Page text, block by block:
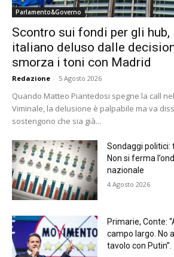
Parlamento&Governo
Scontro sui fondi per gli hub,
italiano deluso dalle
smorza i toni con Madrid
Redazione - 5 Agosto 2026
Quando Matteo Piantedosi spegne la call
Viminale, la delusione è palpabile ma va
sostengono che sia già...
Sondaggi politici:
Non si ferma
nazionale
4 Agosto 2026
Primarie, Conte:
campo largo. No
tavolo con Putin”.